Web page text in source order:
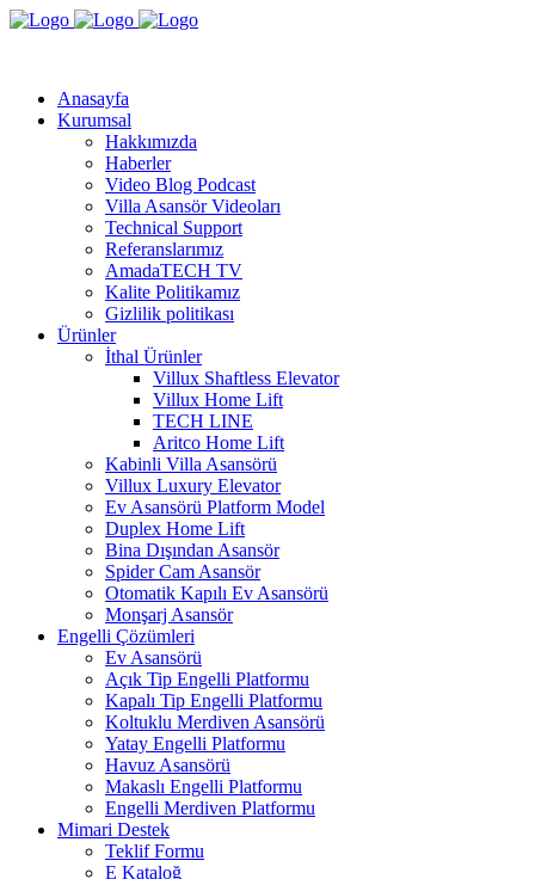
Anasayfa
Kurumsal
Hakkımızda
Haberler
Video Blog Podcast
Villa Asansör Videoları
Technical Support
Referanslarımız
AmadaTECH TV
Kalite Politikamız
Gizlilik politikası
Ürünler
İthal Ürünler
Villux Shaftless Elevator
Villux Home Lift
TECH LINE
Aritco Home Lift
Kabinli Villa Asansörü
Villux Luxury Elevator
Ev Asansörü Platform Model
Duplex Home Lift
Bina Dışından Asansör
Spider Cam Asansör
Otomatik Kapılı Ev Asansörü
Monşarj Asansör
Engelli Çözümleri
Ev Asansörü
Açık Tip Engelli Platformu
Kapalı Tip Engelli Platformu
Koltuklu Merdiven Asansörü
Yatay Engelli Platformu
Havuz Asansörü
Makaslı Engelli Platformu
Engelli Merdiven Platformu
Mimari Destek
Teklif Formu
E Kataloğ